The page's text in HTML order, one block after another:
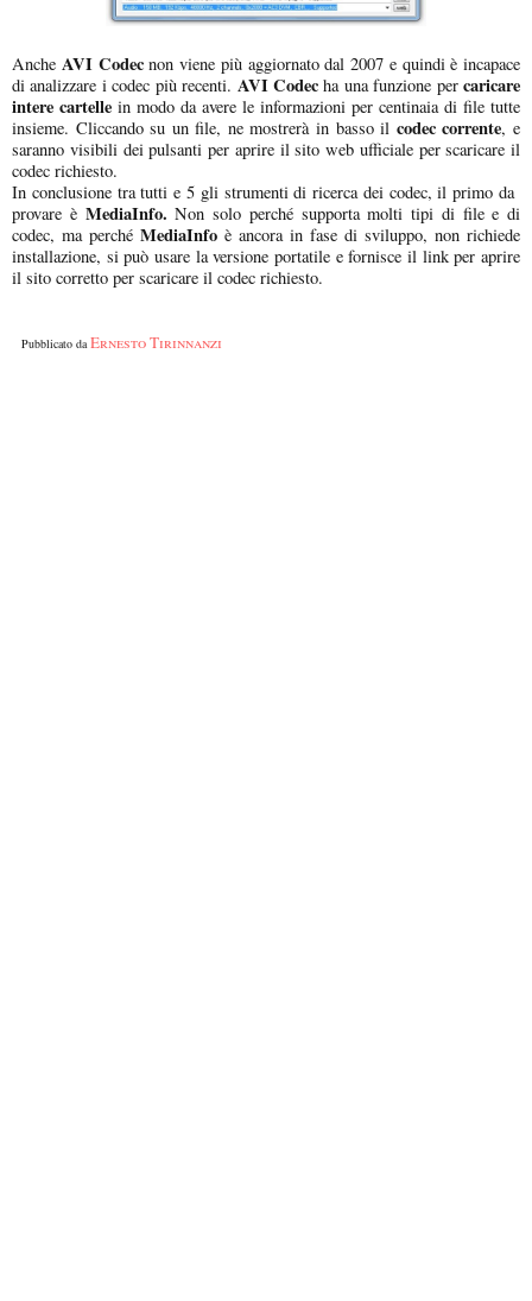
Anche AVI Codecnon viene più aggiornato dal 2007 e quindi è incapace
di analizzare i codec più recenti. AVI Codecha una funzione percaricare
intere cartelle in modo da avere le informazioni per centinaia di file tutte
insieme. Cliccando su un file, ne mostrerà in basso il codec corrente, e
saranno visibili dei pulsanti per aprire il sito web ufficiale per scaricare il
codec richiesto.
In conclusione tra tutti e 5 gli strumenti di ricerca dei codec, il primo da
provare è MediaInfo. Non solo perché supporta molti tipi di file e di
codec, ma perché MediaInfo è ancora in fase di sviluppo, non richiede
installazione, si può usare la versione portatile e fornisce il link per aprire
il sito corretto per scaricare il codec richiesto.
Pubblicato daErnesto Tirinnanzi